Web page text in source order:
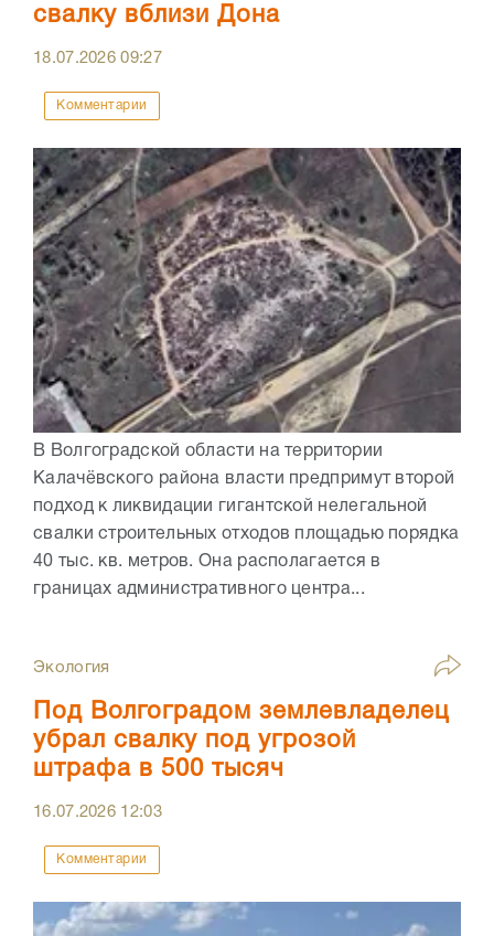
свалку вблизи Дона
18.07.202609:27
Комментарии
В Волгоградской области на территории
Калачёвского района власти предпримут второй
подход к ликвидации гигантской нелегальной
свалки строительных отходов площадью порядка
40 тыс. кв. метров. Она располагается в
границах административного центра...
Экология
Под Волгоградом землевладелец
убрал свалку под угрозой
штрафа в 500 тысяч
16.07.2026 12:03
Комментарии